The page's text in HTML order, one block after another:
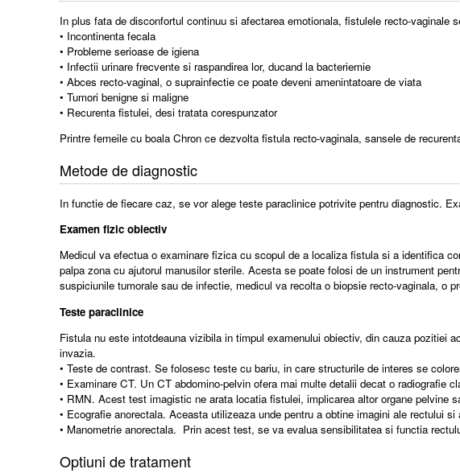
In plus fata de disconfortul continuu si afectarea emotionala, fistulele recto-vaginale
• Incontinenta fecala
• Probleme serioase de igiena
• Infectii urinare frecvente si raspandirea lor, ducand la bacteriemie
• Abces recto-vaginal, o suprainfectie ce poate deveni amenintatoare de viata
• Tumori benigne si maligne
• Recurenta fistulei, desi tratata corespunzator
Printre femeile cu boala Chron ce dezvolta fistula recto-vaginala, sansele de
Metode de diagnostic
In functie de fiecare caz, se vor alege teste paraclinice potrivite pentru diagnostic.
Examen fizic obiectiv
Medicul va efectua o examinare fizica cu scopul de a localiza fistula si a identifica
palpa zona cu ajutorul manusilor sterile. Acesta se poate folosi de un instrument
suspiciunile tumorale sau de infectie, medicul va recolta o biopsie recto-vaginala, o
Teste paraclinice
Fistula nu este intotdeauna vizibila in timpul examenului obiectiv, din cauza pozitiei
invazia.
• Teste de contrast. Se folosesc teste cu bariu, in care structurile de interes se
• Examinare CT. Un CT abdomino-pelvin ofera mai multe detalii decat o
• RMN. Acest test imagistic ne arata locatia fistulei, implicarea altor organe pelvine
• Ecografie anorectala. Aceasta utilizeaza unde pentru a obtine imagini ale rectului
• Manometrie anorectala. Prin acest test, se va evalua sensibilitatea si functia
Optiuni de tratament